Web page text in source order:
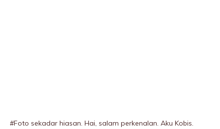
#Foto sekadar hiasan. Hai, salam perkenalan. Aku Kobis.